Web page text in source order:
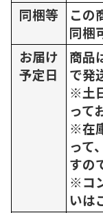
同梱等
この
同梱
お届け
予定日
商品
で発
※土
って
※在
って
すの
※コ
いは